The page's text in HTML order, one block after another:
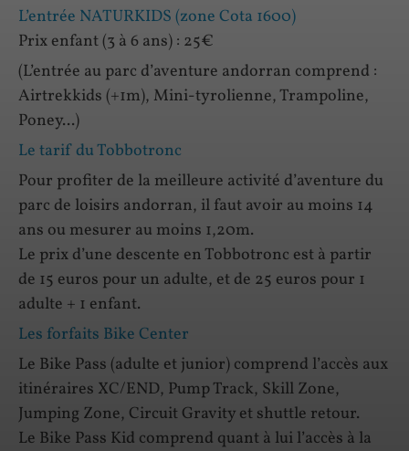
L’entrée NATURKIDS (zone Cota 1600)
Prix enfant (3 à 6 ans) : 25€
(L’entrée au parc d’aventure andorran comprend :
Airtrekkids (+1m), Mini-tyrolienne, Trampoline,
Poney...)
Le tarif du Tobbotronc
Pour profiter de la meilleure activité d’aventure du
parc de loisirs andorran, il faut avoir au moins 14
ans ou mesurer au moins 1,20m.
Le prix d’une descente en Tobbotronc est à partir
de 15 euros pour un adulte, et de 25 euros pour 1
adulte + 1 enfant.
Les forfaits Bike Center
Le Bike Pass (adulte et junior) comprend l’accès aux
itinéraires XC/END, Pump Track, Skill Zone,
Jumping Zone, Circuit Gravity et shuttle retour.
Le Bike Pass Kid comprend quant à lui l’accès à la